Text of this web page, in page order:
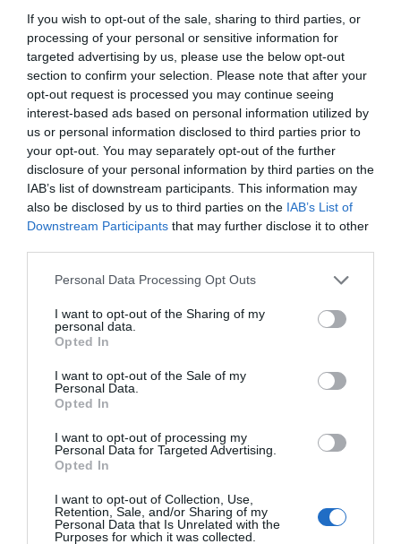
If you wish to opt-out of the sale, sharing to third parties, or
processing of your personal or sensitive information for
targeted advertising by us, please use the below opt-out
section to confirm your selection. Please note that after your
opt-out request is processed you may continue seeing
interest-based ads based on personal information utilized by
us or personal information disclosed to third parties prior to
your opt-out. You may separately opt-out of the further
disclosure of your personal information by third parties on the
IAB’s list of downstream participants. This information may
also be disclosed by us to third parties on the IAB’s List of
Downstream Participants that may further disclose it to other
Please note that this website/app uses one or more Google
not limited to your visit or usage behaviour. You may click to
grant or deny consent to Google and its third-party tags to
use your data for below specified purposes in below Google
consent section.
Personal Data Processing Opt Outs
I want to opt-out of the Sharing of my
personal data.
Opted In
I want to opt-out of the Sale of my
Personal Data.
Opted In
I want to opt-out of processing my
Personal Data for Targeted Advertising.
Opted In
I want to opt-out of Collection, Use,
Retention, Sale, and/or Sharing of my
Personal Data that Is Unrelated with the
Purposes for which it was collected.
Σήμερα το μεγαλύτερο πανηγύρι
του καλοκαιριού στην Εύβοια
08.08.2026 | 14:20
Συρροή πιστών σε αυτό το
Μοναστήρι της Εύβοιας!
08.08.2026 | 14:00
Έξοδος Αυγούστου: Οι Αθηναίοι
«ψηφίζουν» Εύβοια για τις
Μεταφορές χρημάτων: Σε ποιες
περιπτώσεις η ΑΑΔΕ επιβάλλει
08.08.2026 | 13:20
Εύβοιας: Δείτε τι έκαναν
08.08.2026 | 13:00
Α. Ο. Χαλκίς: Πρώτο φιλικό σήμερα
για νέα αγωνιστική περίοδο – Η
Όλες οι τελευταίες ειδήσεις
ΠΕΡΙΣΣΟΤΕΡΑ ΑΠΟ ΚΟΙΝΩΝΙΑ
Εορτολόγιο: Ποιοι
Σάββατο 8 Αυγούστου
40άρια μαζί με
θυελλώδη μελτέμια